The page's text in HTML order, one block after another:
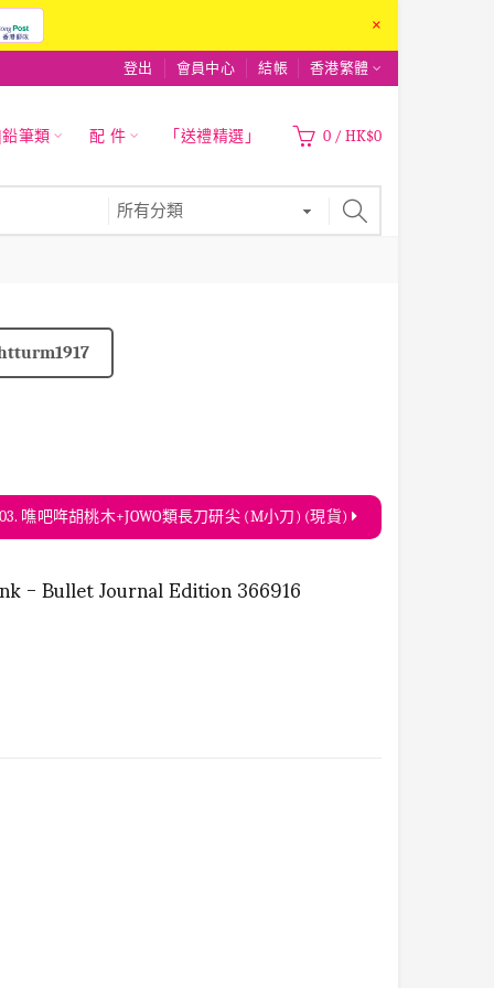
×
登出 會員中心 結帳 香港繁體
筆類 配 件 「送禮精選」 0 / HK$0
03. 噍吧哖胡桃木+JOWO類長刀研尖 (M小刀) (現貨)
- Bullet Journal Edition 366916